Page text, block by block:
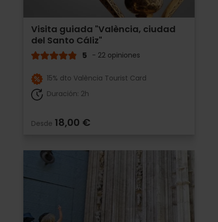
Visita guiada "València, ciudad
del Santo Cáliz"
5 - 22 opiniones
15% dto València Tourist Card
Duración: 2h
Desde 18,00 €